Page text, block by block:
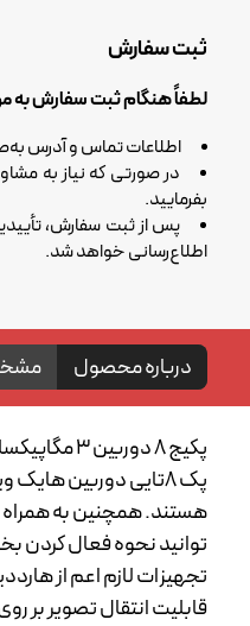
ثبت سفارش
لطفاً هنگام ثبت سفارش به
اطلاعات تماس و آدرس
در صورتی که نیاز به
بفرمایید.
پس از ثبت سفارش،
اطلاع‌رسانی خواهد شد.
درباره محصول
پکیج 8 دوربین 3 مگاپیکسلی هایک ویژن
توانید نحوه فعال
تجهیزات لازم اعم از
قابلیت انتقال تصویر